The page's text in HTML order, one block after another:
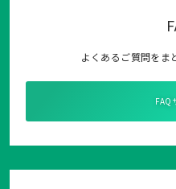
よくあるご質問をま
FAQ